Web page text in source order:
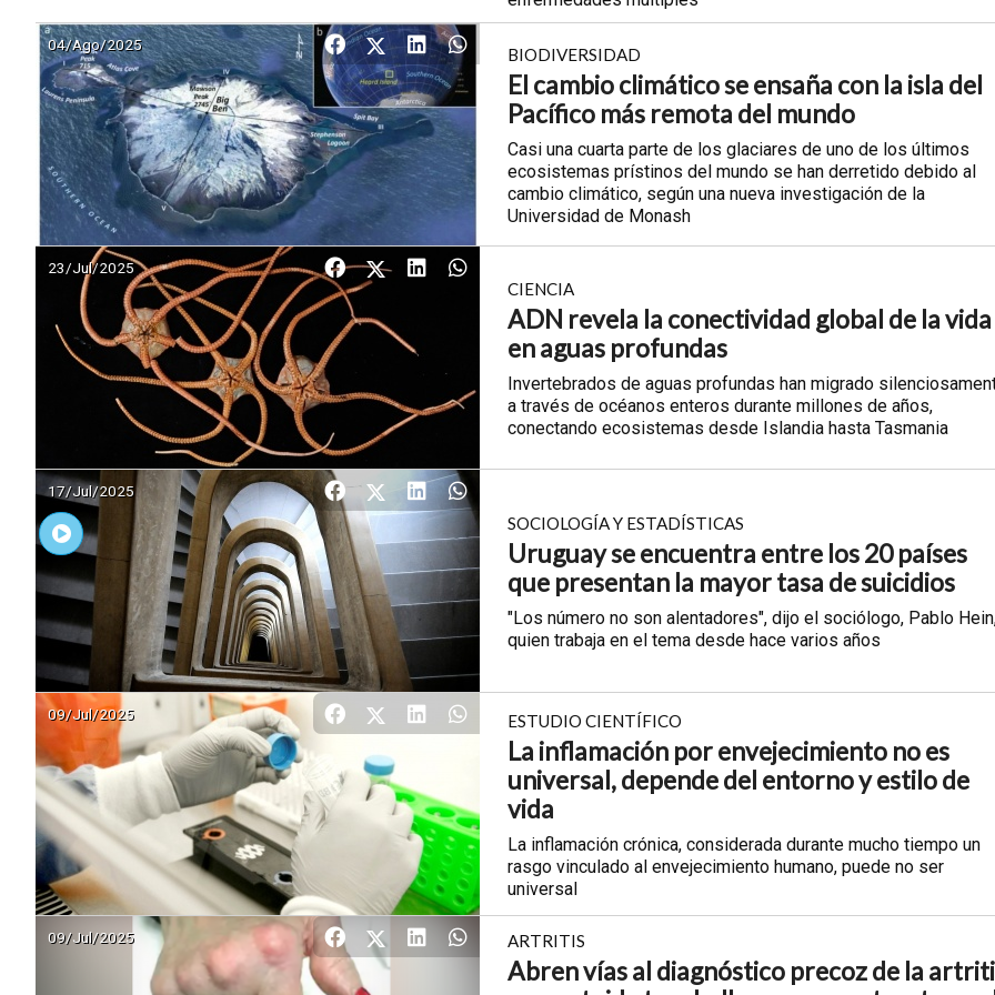
04/Ago/2025 BIODIVERSIDAD
El cambio climático se ensaña con la isla del
Pacífico más remota del mundo
Casi una cuarta parte de los glaciares de uno de los últimos
ecosistemas prístinos del mundo se han derretido debido al
cambio climático, según una nueva investigación de la
Universidad de Monash
23/Jul/2025
CIENCIA
ADN revela la conectividad global de la vida
en aguas profundas
Invertebrados de aguas profundas han migrado
a través de océanos enteros durante millones de años,
conectando ecosistemas desde Islandia hasta Tasmania
17/Jul/2025
SOCIOLOGÍA Y ESTADÍSTICAS
Uruguay se encuentra entre los 20 países
que presentan la mayor tasa de suicidios
"Los número no son alentadores", dijo el sociólogo, Pablo
quien trabaja en el tema desde hace varios años
09/Jul/2025 ESTUDIO CIENTÍFICO
La inflamación por envejecimiento no es
universal, depende del entorno y estilo de
vida
La inflamación crónica, considerada durante mucho tiempo un
rasgo vinculado al envejecimiento humano, puede no ser
universal
09/Jul/2025 ARTRITIS
Abren vías al diagnóstico precoz de la